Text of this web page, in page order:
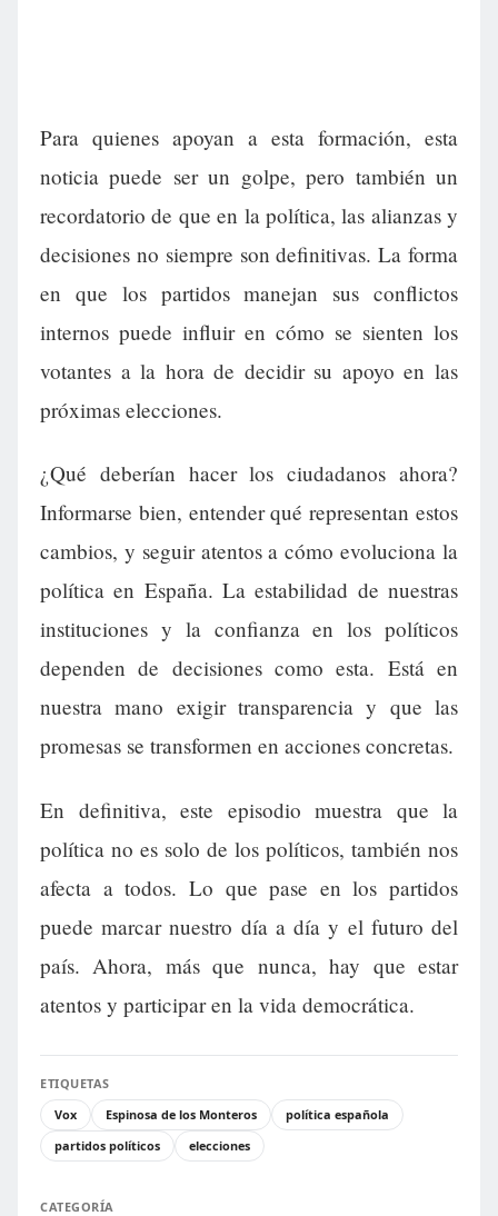
Para quienes apoyan a esta formación, esta
noticia puede ser un golpe, pero también un
recordatorio de que en la política, las alianzas y
decisiones no siempre son definitivas. La forma
en que los partidos manejan sus conflictos
internos puede influir en cómo se sienten los
votantes a la hora de decidir su apoyo en las
próximas elecciones.
¿Qué deberían hacer los ciudadanos ahora?
Informarse bien, entender qué representan estos
cambios, y seguir atentos a cómo evoluciona la
política en España. La estabilidad de nuestras
instituciones y la confianza en los políticos
dependen de decisiones como esta. Está en
nuestra mano exigir transparencia y que las
promesas se transformen en acciones concretas.
En definitiva, este episodio muestra que la
política no es solo de los políticos, también nos
afecta a todos. Lo que pase en los partidos
puede marcar nuestro día a día y el futuro del
país. Ahora, más que nunca, hay que estar
atentos y participar en la vida democrática.
ETIQUETAS
Vox
Espinosa de los Monteros
política española
partidos políticos
elecciones
CATEGORÍA